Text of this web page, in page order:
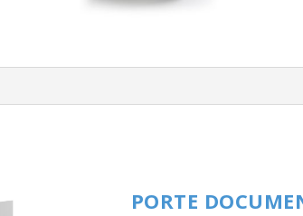
PORTE